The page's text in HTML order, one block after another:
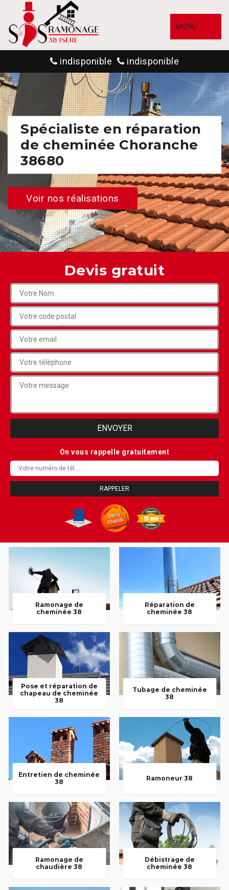
MENU
indisponible indisponible
Spécialiste en réparation
de cheminée Choranche
38680
Voir nos réalisations
Devis gratuit
On vous rappelle gratuitement
Ramonage de
cheminée 38
Réparation de
cheminée 38
Pose et réparation de
chapeau de cheminée
38
Tubage de cheminée
38
Entretien de cheminée
38
Ramoneur 38
Ramonage de
chaudière 38
Débistrage de
cheminée 38